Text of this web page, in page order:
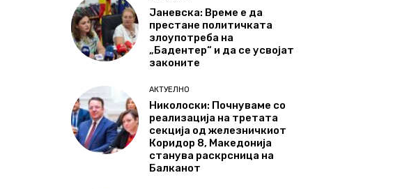
Јаневска: Време е да
престане политичката
злоупотреба на
„Бадентер“ и да се усвојат
законите
АКТУЕЛНО
Николоски: Почнуваме со
реализација на третата
секција од железничкиот
Коридор 8, Македонија
станува раскрсница на
Балканот